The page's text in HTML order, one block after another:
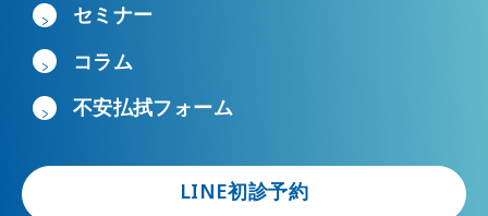
セミナー
コラム
不安払拭フォーム
LINE初診予約